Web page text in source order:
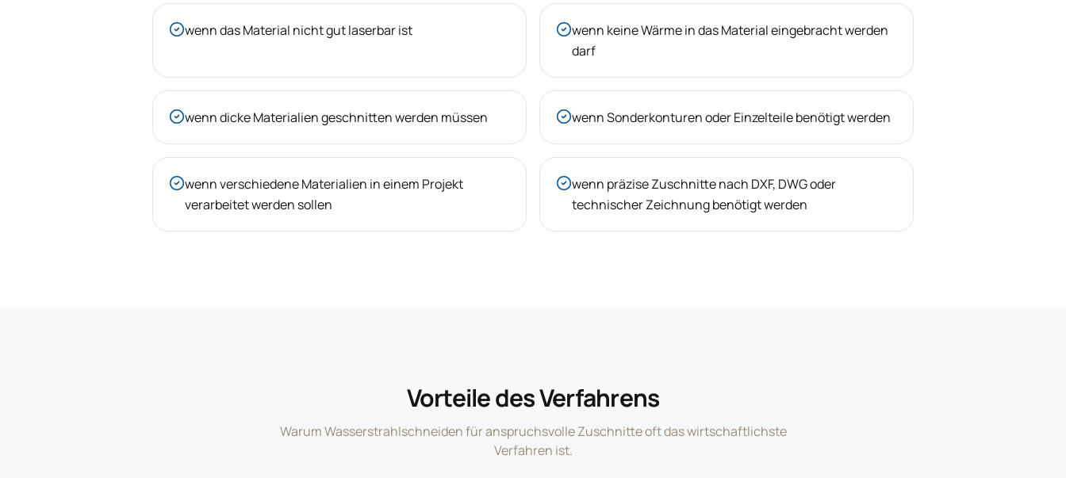
wenn das Material nicht gut laserbar ist
wenn keine Wärme in das Material eingebracht werden
darf
wenn dicke Materialien geschnitten werden müssen wenn Sonderkonturen oder Einzelteile benötigt werden
wenn verschiedene Materialien in einem Projekt
verarbeitet werden sollen
wenn präzise Zuschnitte nach DXF, DWG oder
technischer Zeichnung benötigt werden
Vorteile des Verfahrens
Warum Wasserstrahlschneiden für anspruchsvolle Zuschnitte oft das wirtschaftlichste
Verfahren ist.